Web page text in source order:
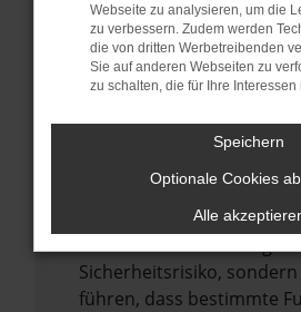
anderen Browser oder in
Fenster?
Starte dein Gerät neu.
vorübergehende
Betriebssystem auf dem
Veraltete Software birgt
Sicherheitsrisiko,
führen, dass bestimmte
Webseite zu analysieren, um die
zu verbessern. Zudem werden
die von dritten Werbetreibenden
Sie auf anderen Webseiten zu
zu schalten, die für Ihre
Speichern
Optionale Cookies
Alle